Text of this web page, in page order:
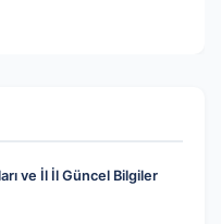
ve İl İl Güncel Bilgiler